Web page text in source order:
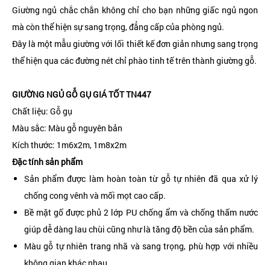
Giường ngủ chắc chắn không chỉ cho bạn những giấc ngủ ngon
mà còn thể hiện sự sang trọng, đẳng cấp của phòng ngủ.
Đây là một mẫu giường với lối thiết kế đơn giản nhưng sang trọng
thể hiện qua các đường nét chỉ phào tinh tế trên thành giường gỗ.
GIƯỜNG NGỦ GỖ GỤ GIÁ TỐT TN447
Chất liệu: Gỗ gụ
Màu sắc: Màu gỗ nguyên bản
Kích thước: 1m6x2m, 1m8x2m
Đặc tính sản phẩm
Sản phẩm được làm hoàn toàn từ gỗ tự nhiên đã qua xử lý
chống cong vênh và mối mọt cao cấp.
Bề mặt gố được phủ 2 lớp PU chống ẩm và chống thấm nước
giúp dễ dàng lau chùi cũng như là tăng độ bền của sản phẩm.
Màu gỗ tự nhiên trang nhã và sang trọng, phù hợp với nhiều